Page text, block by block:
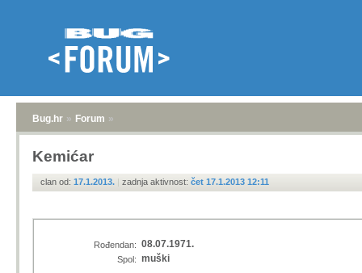
Bug.hr » Forum »
Kemićar
clan od: 17.1.2013. | zadnja aktivnost: čet 17.1.2013 12:11
Rođendan: 08.07.1971.
Spol: muški